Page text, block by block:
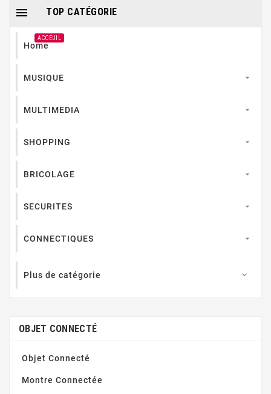
TOP CATÉGORIE

Home
ACCEUIL
MUSIQUE 
MULTIMEDIA 
SHOPPING 
BRICOLAGE 
SECURITES 
CONNECTIQUES 
Plus de catégorie 
OBJET CONNECTÉ
Objet Connecté
Montre Connectée